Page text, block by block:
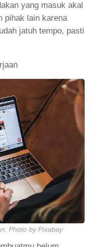
yang masuk akal
pihak lain karena
jatuh tempo, pasti
Photo by Pixabay